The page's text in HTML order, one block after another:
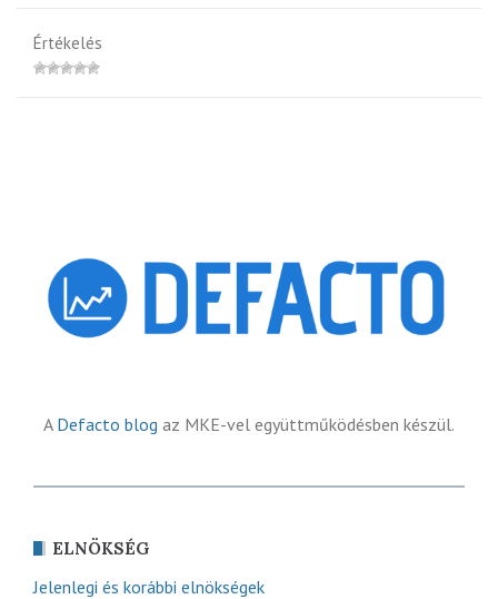
Értékelés
A Defacto blog az MKE-vel együttműködésben készül.
ELNÖKSÉG
Jelenlegi és korábbi elnökségek